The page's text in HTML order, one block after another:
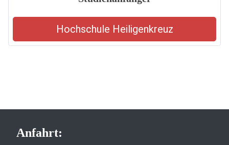
Hochschule Heiligenkreuz
Anfahrt: